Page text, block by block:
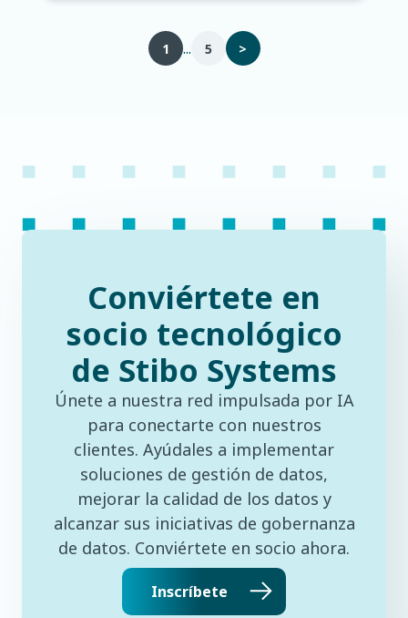
1 ... 5 >
Conviértete en
socio tecnológico
de Stibo Systems
Únete a nuestra red impulsada por IA
para conectarte con nuestros
clientes. Ayúdales a implementar
soluciones de gestión de datos,
mejorar la calidad de los datos y
alcanzar sus iniciativas de gobernanza
de datos. Conviértete en socio ahora.
Inscríbete